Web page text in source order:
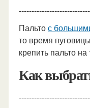
Пальтос
то время
крепить пальто на
Как